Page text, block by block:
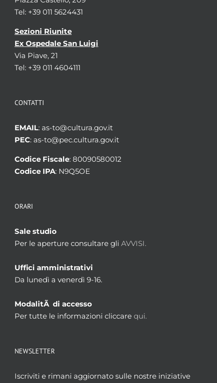
Tel: +39 011 5624431
Sezioni Riunite
Ex Ospedale San Luigi
Via Piave, 21
Tel: +39 011 4604111
CONTATTI
EMAIL: as-to@cultura.gov.it
PEC: as-to@pec.cultura.gov.it
Codice Fiscale: 80090580012
Codice IPA: N9Q5OE
ORARI
Sale studio
Per le aperture consultare gli AVVISI.
Uffici amministrativi
Da lunedì a venerdì 9-16.
ModalitÃ di accesso
Per tutte le informazioni cliccare qui.
NEWSLETTER
Iscriviti e rimani aggiornato sulle nostre iniziative